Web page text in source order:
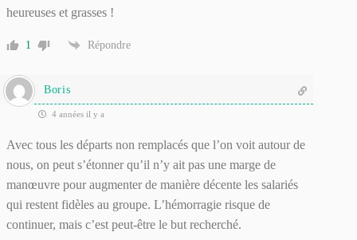
heureuses et grasses !
1 Répondre
Boris
4 années il y a
Avec tous les départs non remplacés que l’on voit autour de
nous, on peut s’étonner qu’il n’y ait pas une marge de
manœuvre pour augmenter de manière décente les salariés
qui restent fidèles au groupe. L’hémorragie risque de
continuer, mais c’est peut-être le but recherché.